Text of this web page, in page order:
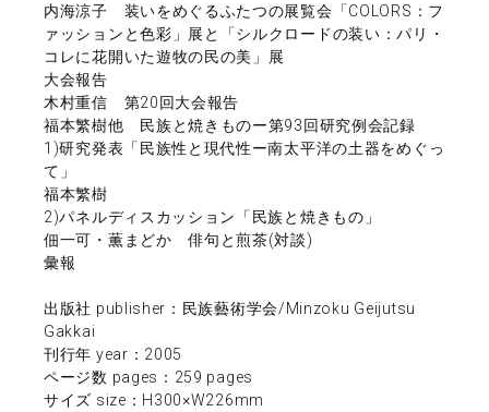
内海涼子 装いをめぐるふたつの展覧会「COLORS：フ
ァッションと色彩」展と「シルクロードの装い：パリ・
コレに花開いた遊牧の民の美」展
大会報告
木村重信 第20回大会報告
福本繁樹他 民族と焼きものー第93回研究例会記録
1)研究発表「民族性と現代性ー南太平洋の土器をめぐっ
て」
福本繁樹
2)パネルディスカッション「民族と焼きもの」
佃一可・薫まどか 俳句と煎茶(対談)
彙報
出版社 publisher：民族藝術学会/Minzoku Geijutsu
Gakkai
刊行年 year：2005
ページ数 pages：259 pages
サイズ size：H300×W226mm